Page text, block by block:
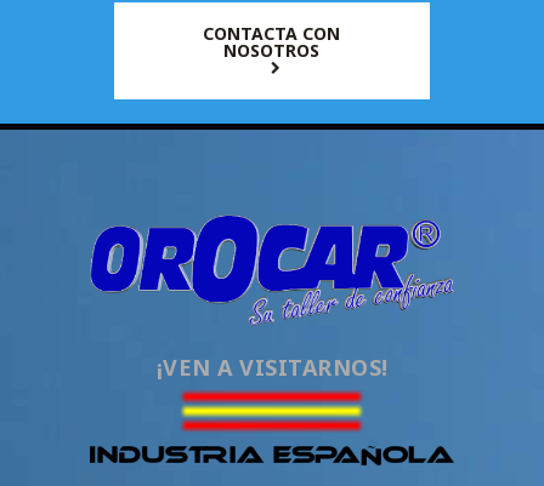
CONTACTA CON
NOSOTROS
¡VEN A VISITARNOS!